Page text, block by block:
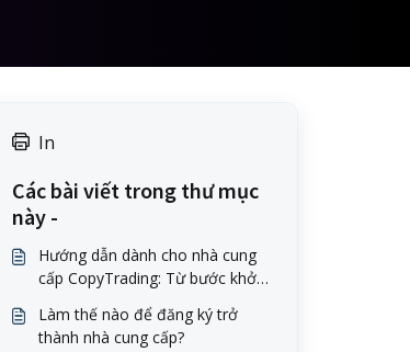
In
Các bài viết trong thư mục
này -
Hướng dẫn dành cho nhà cung
cấp CopyTrading: Từ bước khởi
đầu đến kiếm tiền
Làm thế nào để đăng ký trở
thành nhà cung cấp?